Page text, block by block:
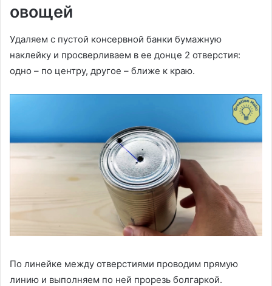
овощей
Удаляем с пустой консервной банки бумажную
наклейку и просверливаем в ее донце 2 отверстия:
одно – по центру, другое – ближе к краю.
По линейке между отверстиями проводим прямую
линию и выполняем по ней прорезь болгаркой.